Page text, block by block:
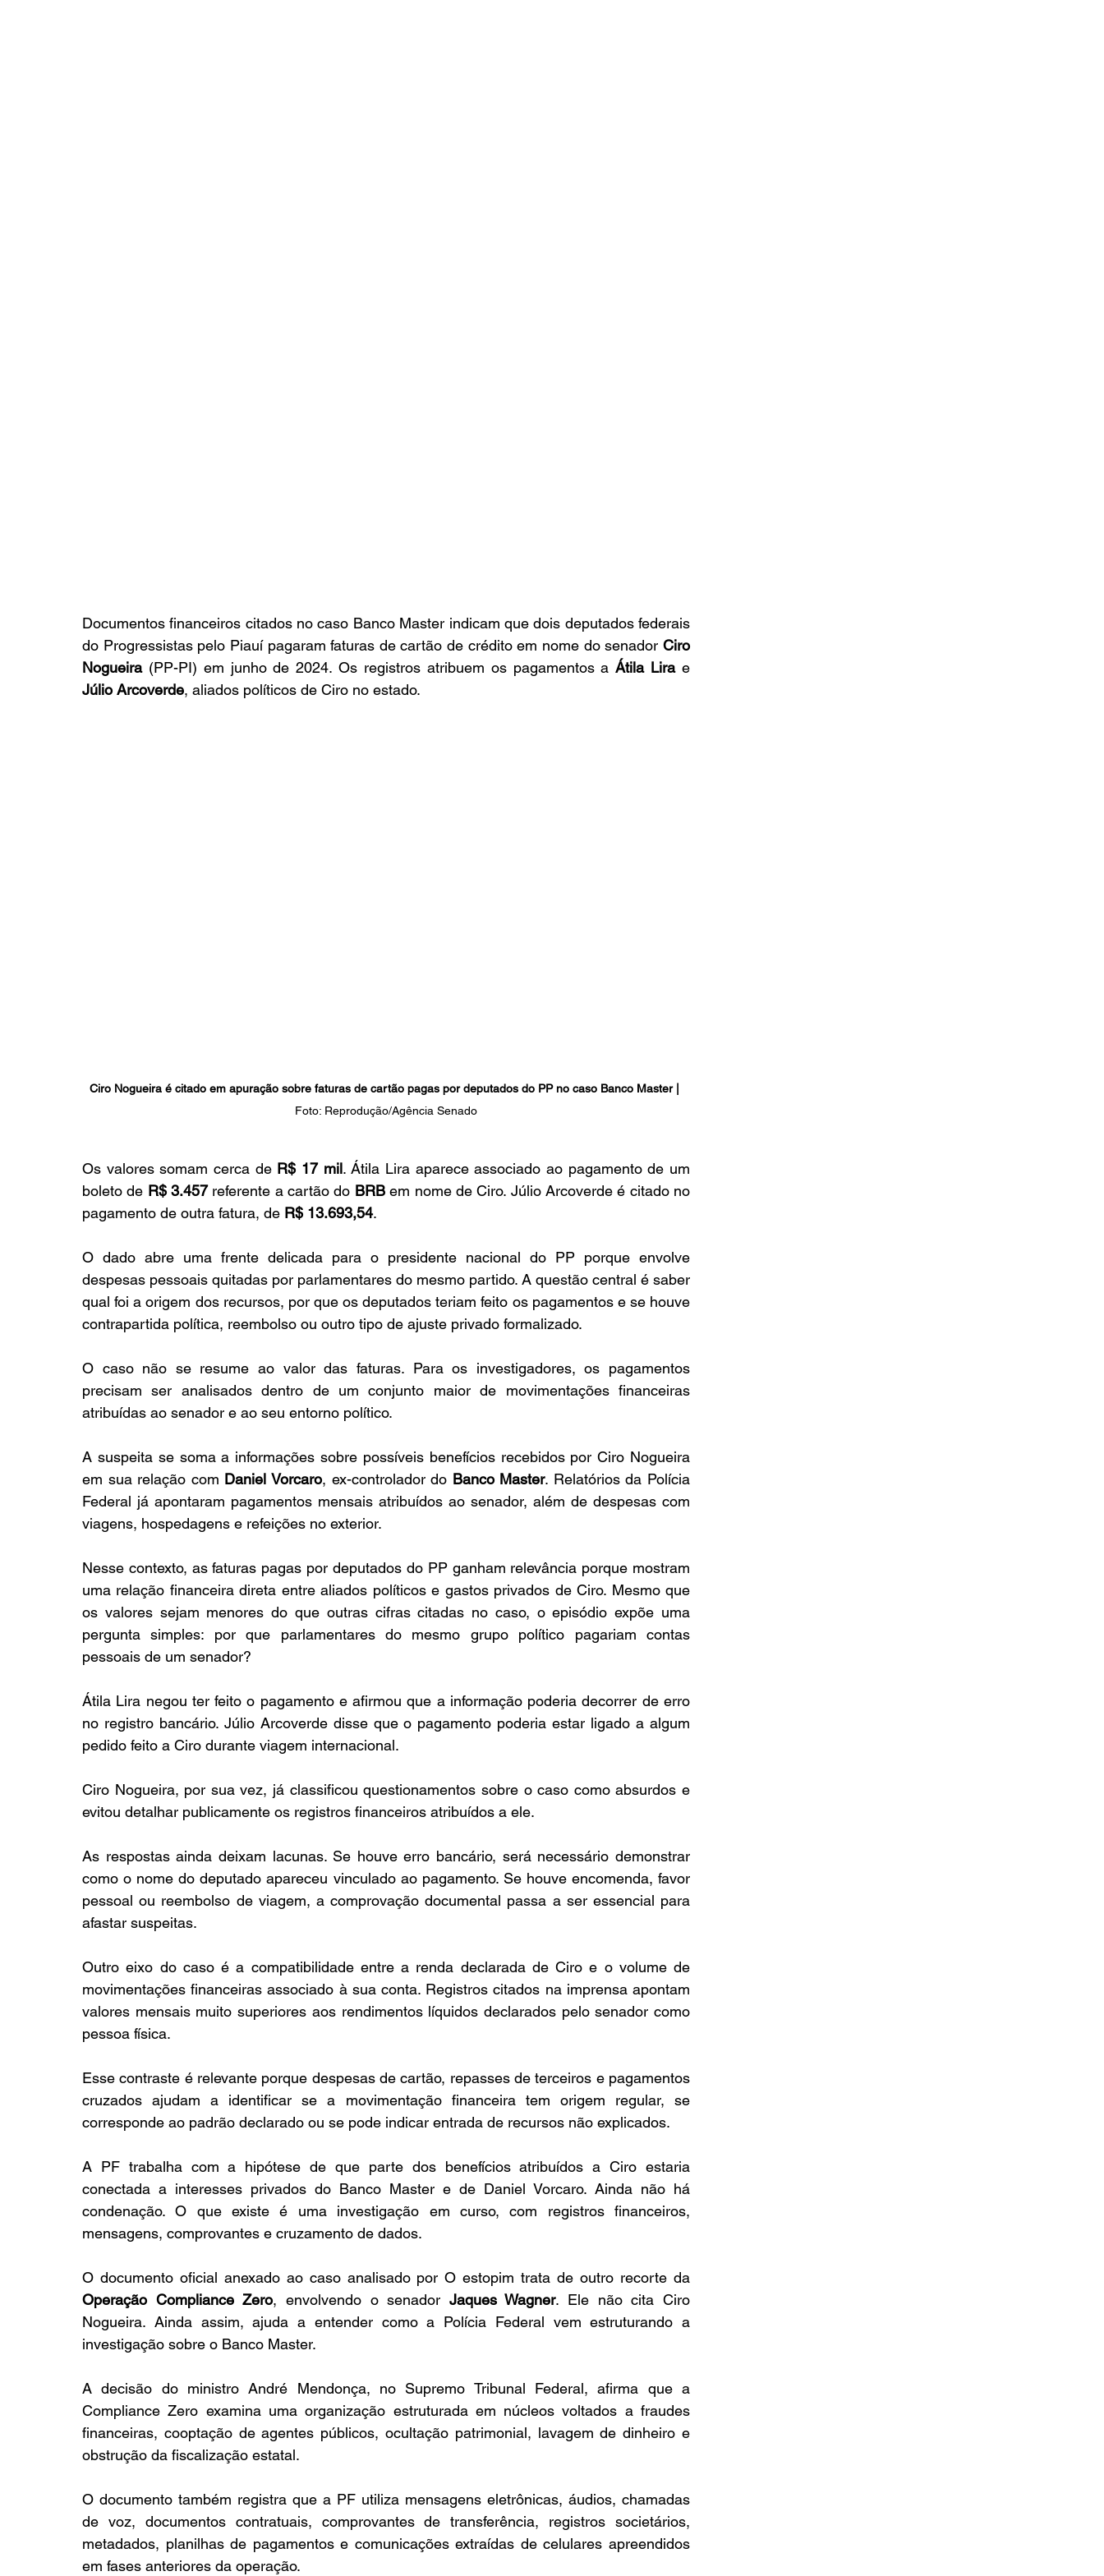
Documentos financeiros citados no caso Banco Master indicam que dois deputados federais
do Progressistas pelo Piauí pagaram faturas de cartão de crédito em nome do senador Ciro
Nogueira (PP-PI) em junho de 2024. Os registros atribuem os pagamentos a Átila Lira
Júlio Arcoverde, aliados políticos de Ciro no estado.
Ciro Nogueira é citado em apuração sobre faturas de cartão pagas por deputados do PP no caso Banco Master |
Foto: Reprodução/Agência Senado
Os valores somam cerca de R$ 17 mil. Átila Lira aparece associado ao pagamento de um
boleto de R$ 3.457 referente a cartão do BRB em nome de Ciro. Júlio Arcoverde é citado no
pagamento de outra fatura, de R$ 13.693,54.
O dado abre uma frente delicada para o presidente nacional do PP porque envolve
despesas pessoais quitadas por parlamentares do mesmo partido. A questão central é saber
qual foi a origem dos recursos, por que os deputados teriam feito os pagamentos e se houve
contrapartida política, reembolso ou outro tipo de ajuste privado formalizado.
O caso não se resume ao valor das faturas. Para os investigadores, os pagamentos
precisam ser analisados dentro de um conjunto maior de movimentações financeiras
atribuídas ao senador e ao seu entorno político.
A suspeita se soma a informações sobre possíveis benefícios recebidos por Ciro Nogueira
em sua relação com Daniel Vorcaro, ex-controlador do Banco Master. Relatórios da Polícia
Federal já apontaram pagamentos mensais atribuídos ao senador, além de despesas com
viagens, hospedagens e refeições no exterior.
Nesse contexto, as faturas pagas por deputados do PP ganham relevância porque mostram
uma relação financeira direta entre aliados políticos e gastos privados de Ciro. Mesmo que
os valores sejam menores do que outras cifras citadas no caso, o episódio expõe uma
pergunta simples: por que parlamentares do mesmo grupo político pagariam contas
pessoais de um senador?
Átila Lira negou ter feito o pagamento e afirmou que a informação poderia decorrer de erro
no registro bancário. Júlio Arcoverde disse que o pagamento poderia estar ligado a algum
pedido feito a Ciro durante viagem internacional.
Ciro Nogueira, por sua vez, já classificou questionamentos sobre o caso como absurdos e
evitou detalhar publicamente os registros financeiros atribuídos a ele.
As respostas ainda deixam lacunas. Se houve erro bancário, será necessário demonstrar
como o nome do deputado apareceu vinculado ao pagamento. Se houve encomenda, favor
pessoal ou reembolso de viagem, a comprovação documental passa a ser essencial para
afastar suspeitas.
Outro eixo do caso é a compatibilidade entre a renda declarada de Ciro e o volume de
movimentações financeiras associado à sua conta. Registros citados na imprensa apontam
valores mensais muito superiores aos rendimentos líquidos declarados pelo senador como
pessoa física.
Esse contraste é relevante porque despesas de cartão, repasses de terceiros e pagamentos
cruzados ajudam a identificar se a movimentação financeira tem origem regular, se
corresponde ao padrão declarado ou se pode indicar entrada de recursos não explicados.
A PF trabalha com a hipótese de que parte dos benefícios atribuídos a Ciro estaria
conectada a interesses privados do Banco Master e de Daniel Vorcaro. Ainda não há
condenação. O que existe é uma investigação em curso, com registros financeiros,
mensagens, comprovantes e cruzamento de dados.
Operação Compliance Zero, envolvendo o senador Jaques Wagner. Ele não cita Ciro
Nogueira. Ainda assim, ajuda a entender como a Polícia Federal vem estruturando a
investigação sobre o Banco Master.
A decisão do ministro André Mendonça, no Supremo Tribunal Federal, afirma que a
Compliance Zero examina uma organização estruturada em núcleos voltados a fraudes
financeiras, cooptação de agentes públicos, ocultação patrimonial, lavagem de dinheiro e
obstrução da fiscalização estatal.
O documento também registra que a PF utiliza mensagens eletrônicas, áudios, chamadas
de voz, documentos contratuais, comprovantes de transferência, registros societários,
metadados, planilhas de pagamentos e comunicações extraídas de celulares apreendidos
em fases anteriores da operação.